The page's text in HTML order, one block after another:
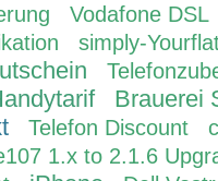
Vodafone DSL
simply-
Brauerei
Telefon Discount
1.x to 2.1.6